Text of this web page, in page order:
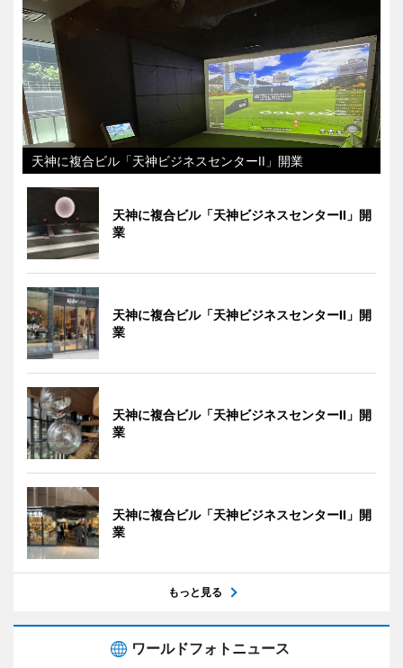
天神に複合ビル「天神ビジネスセンターII」開業
天神に複合ビル「天神ビジネスセンターII」開
業
天神に複合ビル「天神ビジネスセンターII」開
業
天神に複合ビル「天神ビジネスセンターII」開
業
天神に複合ビル「天神ビジネスセンターII」開
業
もっと見る
ワールドフォトニュース